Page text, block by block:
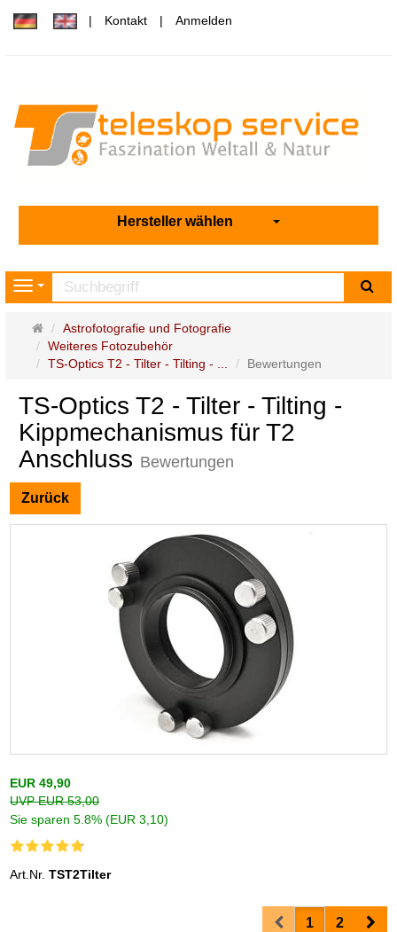
Kontakt Anmelden
Hersteller wählen
Navigation
Startseite
Astrofotografie und Fotografie
Weiteres Fotozubehör
TS-Optics T2 - Tilter - Tilting - ...
Bewertungen
TS-Optics T2 - Tilter - Tilting -
Kippmechanismus für T2
Anschluss Bewertungen
Zurück
EUR 49,90
UVP EUR 53,00
Sie sparen 5.8% (EUR 3,10)
Art.Nr.TST2Tilter
Prev1 2